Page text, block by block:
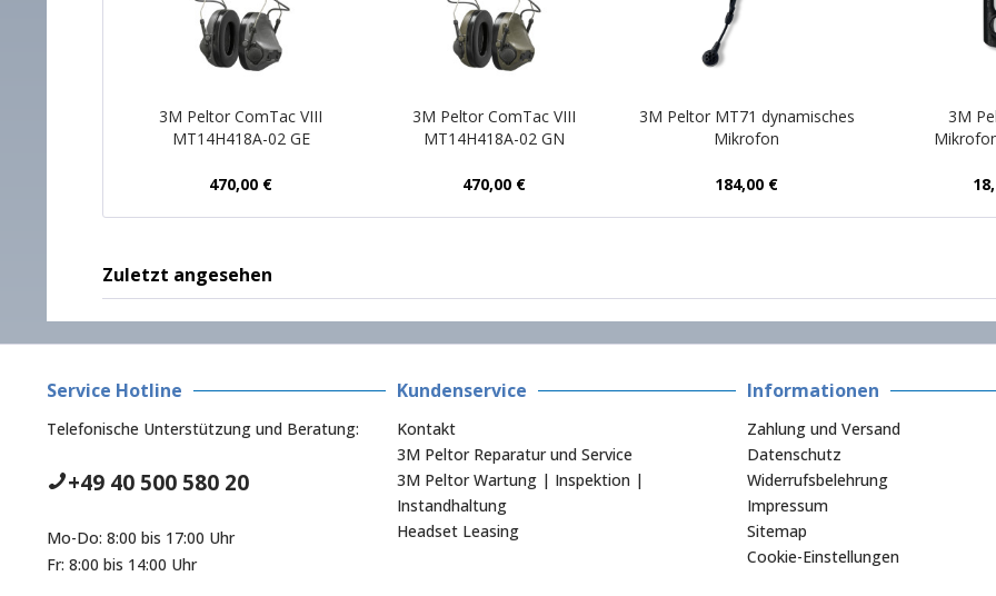
3M Peltor ComTac VIII
MT14H418A-02 GE
470,00 €
3M Peltor ComTac VIII
MT14H418A-02 GN
470,00 €
3M Peltor MT71 dynamisches
Mikrofon
184,00 €
3M
Zuletzt angesehen
Service Hotline
Telefonische Unterstützung und Beratung:
+49 40 500 580 20
Mo-Do: 8:00 bis 17:00 Uhr
Fr: 8:00 bis 14:00 Uhr
Kundenservice
Kontakt
3M Peltor Reparatur und Service
3M Peltor Wartung | Inspektion |
Instandhaltung
Headset Leasing
Informationen
Zahlung und Versand
Datenschutz
Widerrufsbelehrung
Impressum
Sitemap
Cookie-Einstellungen